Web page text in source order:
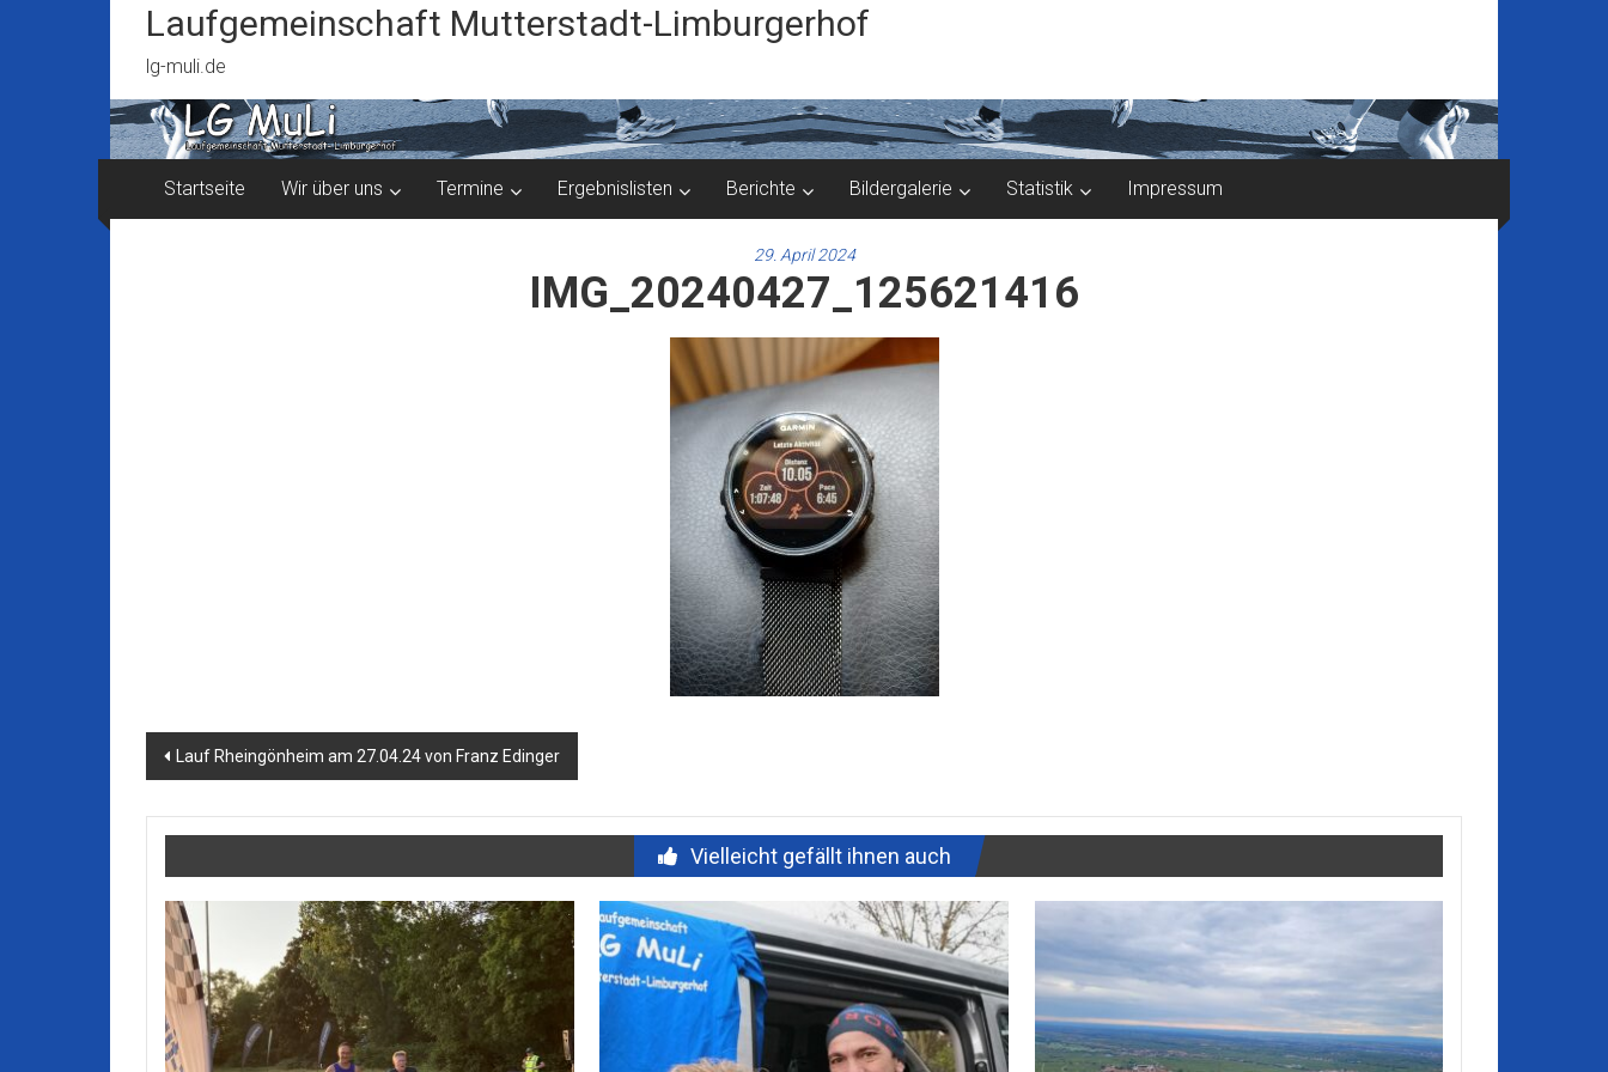
Inhalt
springen
Laufgemeinschaft Mutterstadt-Limburgerhof
lg-muli.de
Startseite Wir über uns Termine Ergebnislisten Berichte Bildergalerie Statistik Impressum
29. April 2024
IMG_20240427_125621416
Beitragsnavigation
Lauf Rheingönheim am 27.04.24 von Franz Edinger
Vielleicht gefällt ihnen auch